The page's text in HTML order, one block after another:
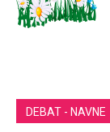
DEBAT - NAVNE